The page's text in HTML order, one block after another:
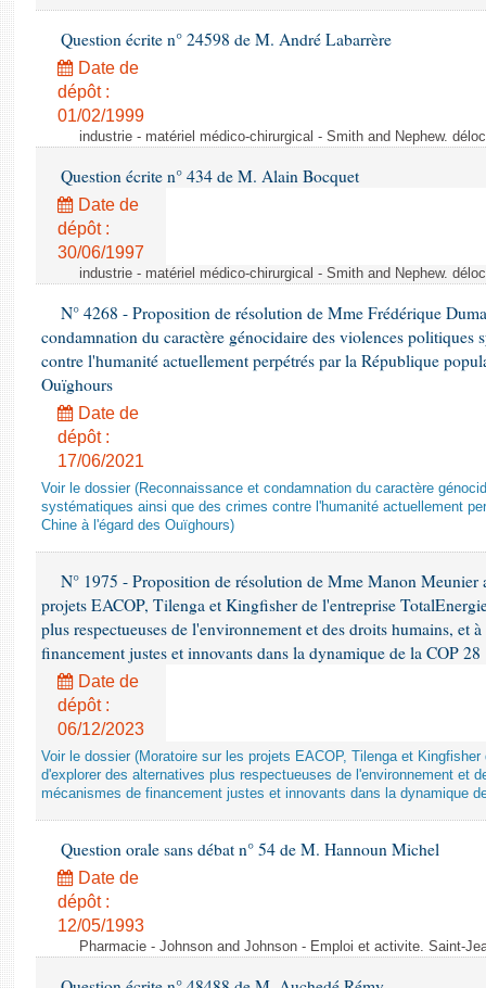
Comptes rendus des débats
Question écrite n° 24598 de M. André Labarrère
Date de
dépôt :
01/02/1999
industrie - matériel médico-chirurgical - Smith and Nephew.
Question écrite n° 434 de M. Alain Bocquet
Date de
dépôt :
30/06/1997
industrie - matériel médico-chirurgical - Smith and Nephew.
N° 4268 - Proposition de résolution de Mme Frédérique
condamnation du caractère génocidaire des violences politiques
contre l'humanité actuellement perpétrés par la République
Ouïghours
Date de
dépôt :
17/06/2021
Voir le dossier (Reconnaissance et condamnation du caractère
systématiques ainsi que des crimes contre l'humanité actuellement
Chine à l'égard des Ouïghours)
N° 1975 - Proposition de résolution de Mme Manon Meunier
projets EACOP, Tilenga et Kingfisher de l'entreprise
plus respectueuses de l'environnement et des droits humains, et
financement justes et innovants dans la dynamique de la COP 28
Date de
dépôt :
06/12/2023
Voir le dossier (Moratoire sur les projets EACOP, Tilenga et
d'explorer des alternatives plus respectueuses de l'environnement et
mécanismes de financement justes et innovants dans la dynamique
Question orale sans débat n° 54 de M. Hannoun Michel
Date de
dépôt :
12/05/1993
Pharmacie - Johnson and Johnson - Emploi et activite. Saint-